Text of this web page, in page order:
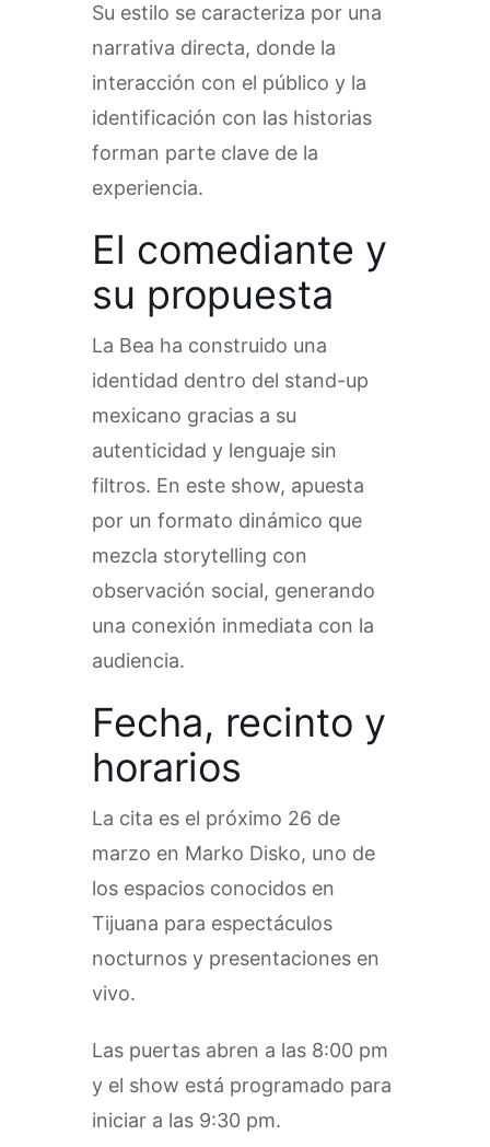
Su estilo se caracteriza por una
narrativa directa, donde la
interacción con el público y la
identificación con las historias
forman parte clave de la
experiencia.
El comediante y
su propuesta
La Bea ha construido una
identidad dentro del stand-up
mexicano gracias a su
autenticidad y lenguaje sin
filtros. En este show, apuesta
por un formato dinámico que
mezcla storytelling con
observación social, generando
una conexión inmediata con la
audiencia.
Fecha, recinto y
horarios
La cita es el próximo 26 de
marzo en Marko Disko, uno de
los espacios conocidos en
Tijuana para espectáculos
nocturnos y presentaciones en
vivo.
Las puertas abren a las 8:00 pm
y el show está programado para
iniciar a las 9:30 pm.